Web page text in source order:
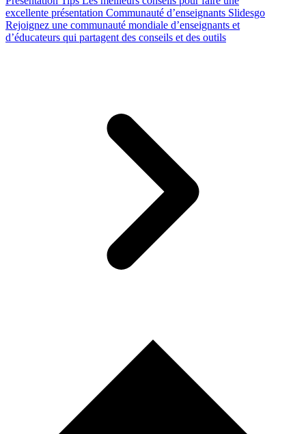
excellente présentation Communauté d’enseignants Slidesgo
Rejoignez une communauté mondiale d’enseignants et
d’éducateurs qui partagent des conseils et des outils